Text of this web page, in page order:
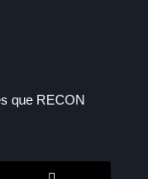
que RECON